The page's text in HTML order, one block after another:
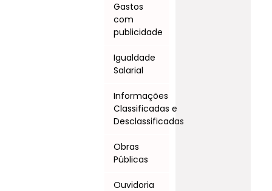
Gastos
com
publicidade
Igualdade
Salarial
Informações
Classificadas e
Desclassificadas
Obras
Públicas
Ouvidoria